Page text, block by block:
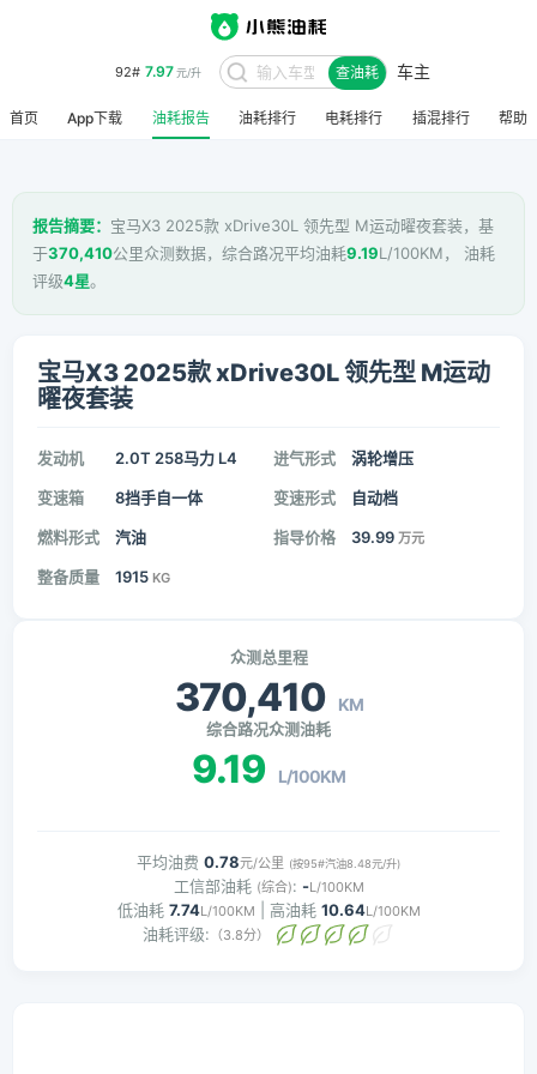
92# 7.97元/升 查油耗 车主
首页 App下载 油耗报告 油耗排行 电耗排行 插混排行 帮助
报告摘要： 宝马X3 2025款 xDrive30L 领先型 M运动曜夜套装，基
于370,410公里众测数据，综合路况平均油耗9.19L/100KM， 油耗
评级4星。
宝马X3 2025款 xDrive30L 领先型 M运动
曜夜套装
发动机 2.0T 258马力 L4 进气形式 涡轮增压
变速箱 8挡手自一体 变速形式 自动档
燃料形式 汽油 指导价格 39.99 万元
整备质量 1915 KG
众测总里程
370,410 KM
综合路况众测油耗
9.19 L/100KM
平均油费 0.78元/公里 (按95#汽油8.48元/升)
工信部油耗 (综合): -L/100KM
低油耗 7.74L/100KM | 高油耗 10.64L/100KM
油耗评级: （3.8分）